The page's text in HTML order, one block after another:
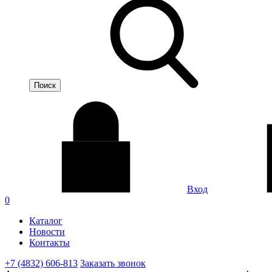
Вход
0
Каталог
Новости
Контакты
+7 (4832) 606-813 Заказать звонок